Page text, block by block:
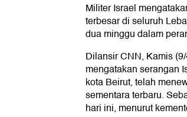
Militer Israel
terbesar di seluruh
dua minggu dalam
Dilansir CNN, Kamis
mengatakan serangan
kota Beirut, telah
sementara terbaru.
hari ini, menurut